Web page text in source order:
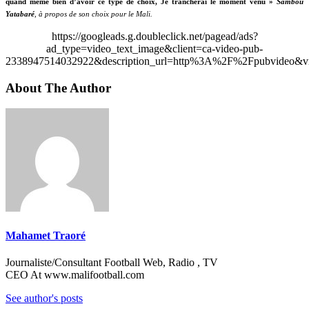
Yatabaré , à propos de son choix pour le Mali.
https://googleads.g.doubleclick.net/pagead/ads?
ad_type=video_text_image&client=ca-video-pub-
About The Author
Mahamet Traoré
Journaliste/Consultant Football Web, Radio , TV
CEO At www.malifootball.com
See author's posts